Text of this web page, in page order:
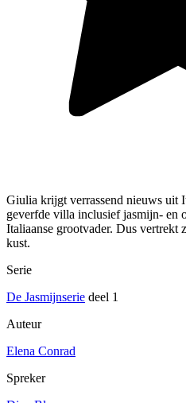
Giulia krijgt verrassend nieuws uit
geverfde villa inclusief jasmijn- en
Italiaanse grootvader. Dus vertrekt
kust.
Serie
De Jasmijnserie deel 1
Auteur
Elena Conrad
Spreker